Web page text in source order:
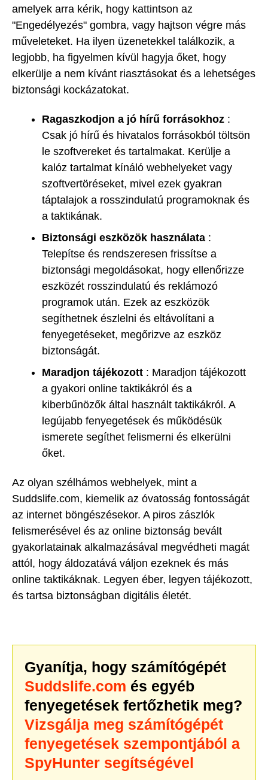
amelyek arra kérik, hogy kattintson az
"Engedélyezés" gombra, vagy hajtson végre más
műveleteket. Ha ilyen üzenetekkel találkozik, a
legjobb, ha figyelmen kívül hagyja őket, hogy
elkerülje a nem kívánt riasztásokat és a lehetséges
biztonsági kockázatokat.
Ragaszkodjon a jó hírű forrásokhoz :
Csak jó hírű és hivatalos forrásokból töltsön
le szoftvereket és tartalmakat. Kerülje a
kalóz tartalmat kínáló webhelyeket vagy
szoftvertöréseket, mivel ezek gyakran
táptalajok a rosszindulatú programoknak és
a taktikának.
Biztonsági eszközök használata :
Telepítse és rendszeresen frissítse a
biztonsági megoldásokat, hogy ellenőrizze
eszközét rosszindulatú és reklámozó
programok után. Ezek az eszközök
segíthetnek észlelni és eltávolítani a
fenyegetéseket, megőrizve az eszköz
biztonságát.
Maradjon tájékozott : Maradjon tájékozott
a gyakori online taktikákról és a
kiberbűnözők által használt taktikákról. A
legújabb fenyegetések és működésük
ismerete segíthet felismerni és elkerülni
őket.
Az olyan szélhámos webhelyek, mint a
Suddslife.com, kiemelik az óvatosság fontosságát
az internet böngészésekor. A piros zászlók
felismerésével és az online biztonság bevált
gyakorlatainak alkalmazásával megvédheti magát
attól, hogy áldozatává váljon ezeknek és más
online taktikáknak. Legyen éber, legyen tájékozott,
és tartsa biztonságban digitális életét.
Gyanítja, hogy számítógépét
Suddslife.com és egyéb
fenyegetések fertőzhetik meg?
Vizsgálja meg számítógépét
fenyegetések szempontjából a
SpyHunter segítségével